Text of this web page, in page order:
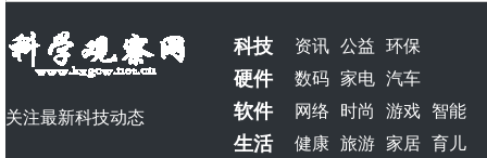
关注最新科技动态
科技 资讯 公益 环保
硬件 数码 家电 汽车
软件 网络 时尚 游戏 智能
生活 健康 旅游 家居 育儿